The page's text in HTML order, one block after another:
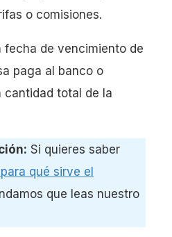
o comisiones.
fecha de vencimiento de
paga al banco o
cantidad total de la
Si quieres saber
qué sirve el
que leas nuestro